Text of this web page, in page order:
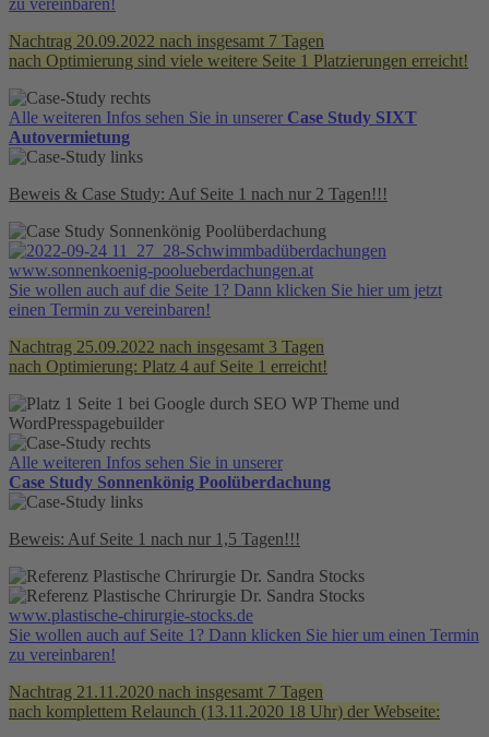
Nachtrag 20.09.2022 nach insgesamt 7 Tagen
nach Optimierung sind viele weitere Seite 1 Platzierungen erreicht!
Alle weiteren Infos sehen Sie in unserer Case Study SIXT
Autovermietung
Beweis & Case Study: Auf Seite 1 nach nur 2 Tagen!!!
www.sonnenkoenig-poolueberdachungen.at
Sie wollen auch auf die Seite 1? Dann klicken Sie hier um jetzt
einen Termin zu vereinbaren!
Nachtrag 25.09.2022 nach insgesamt 3 Tagen
nach Optimierung: Platz 4 auf Seite 1 erreicht!
Alle weiteren Infos sehen Sie in unserer
Case Study Sonnenkönig Poolüberdachung
Beweis: Auf Seite 1 nach nur 1,5 Tagen!!!
www.plastische-chirurgie-stocks.de
Sie wollen auch auf Seite 1? Dann klicken Sie hier um einen Termin
zu vereinbaren!
Nachtrag 21.11.2020 nach insgesamt 7 Tagen
nach komplettem Relaunch (13.11.2020 18 Uhr) der Webseite: